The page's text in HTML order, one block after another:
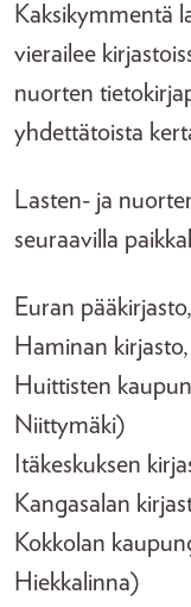
Kaksikymmentä
vierailee
nuorten
yhdettätoista
Lasten- ja
seuraavilla
Euran
Haminan
Huittisten
Niittymäki)
Itäkeskuksen
Kangasalan
Kokkolan
Hiekkalinna)